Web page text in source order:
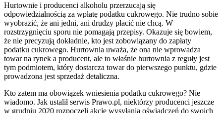
Hurtownie i producenci alkoholu przerzucają się
odpowiedzialnością za wpłatę podatku cukrowego. Nie trudno sobie
wyobrazić, że ani jedni, ani drudzy płacić nie chcą. W
rozstrzygnięciu sporu nie pomagają przepisy. Okazuje się bowiem,
że nie precyzują dokładnie, kto jest zobowiązany do zapłaty
podatku cukrowego. Hurtownia uważa, że ona nie wprowadza
towar na rynek a producent, ale to właśnie hurtownia z reguły jest
tym podmiotem, który dostarcza towar do pierwszego punktu, gdzie
prowadzona jest sprzedaż detaliczna.
Kto zatem ma obowiązek wniesienia podatku cukrowego? Nie
wiadomo. Jak ustalił serwis Prawo.pl, niektórzy producenci jeszcze
w grudniu 2020 rozpoczęli akcję wysyłania oświadczeń do swoich